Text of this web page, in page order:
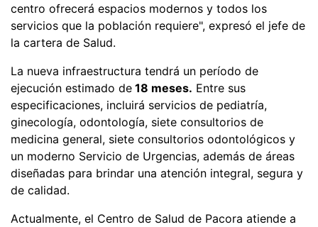
centro ofrecerá espacios modernos y todos los
servicios que la población requiere", expresó el jefe de
la cartera de Salud.
La nueva infraestructura tendrá un período de
ejecución estimado de 18 meses. Entre sus
especificaciones, incluirá servicios de pediatría,
ginecología, odontología, siete consultorios de
medicina general, siete consultorios odontológicos y
un moderno Servicio de Urgencias, además de áreas
diseñadas para brindar una atención integral, segura y
de calidad.
Actualmente, el Centro de Salud de Pacora atiende a